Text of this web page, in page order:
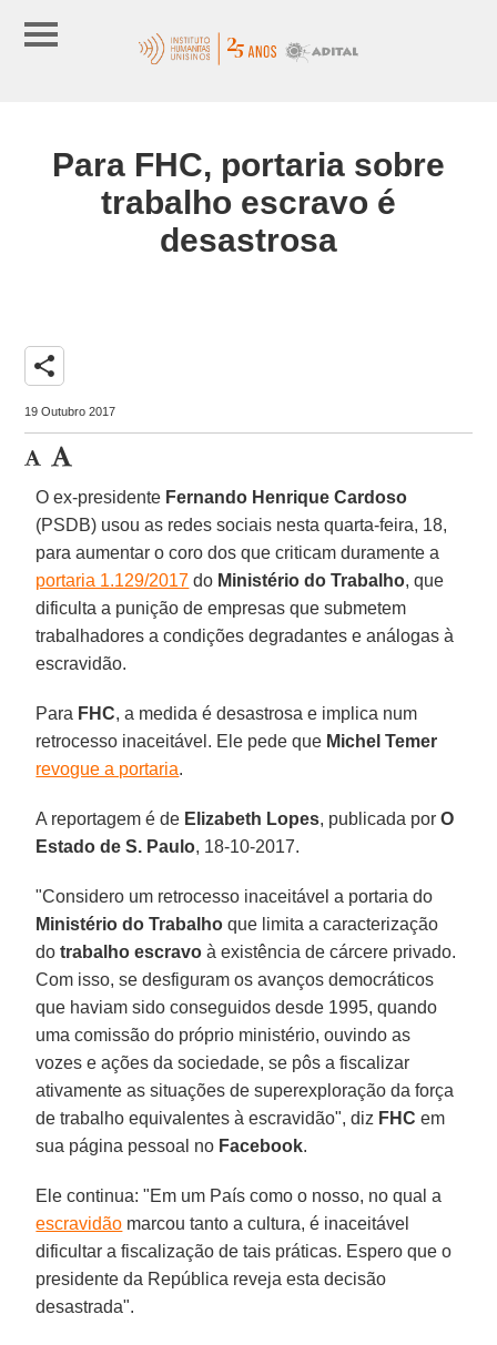
Para FHC, portaria sobre
trabalho escravo é
desastrosa
share
19 Outubro 2017
O ex-presidente Fernando Henrique Cardoso
(PSDB) usou as redes sociais nesta quarta-feira, 18,
para aumentar o coro dos que criticam duramente a
portaria 1.129/2017 do Ministério do Trabalho, que
dificulta a punição de empresas que submetem
trabalhadores a condições degradantes e análogas à
escravidão.
Para FHC, a medida é desastrosa e implica num
retrocesso inaceitável. Ele pede que Michel Temer
revogue a portaria.
A reportagem é de Elizabeth Lopes, publicada porO
Estado de S. Paulo, 18-10-2017.
"Considero um retrocesso inaceitável a portaria do
Ministério do Trabalho que limita a caracterização
dotrabalho escravo à existência de cárcere privado.
Com isso, se desfiguram os avanços democráticos
que haviam sido conseguidos desde 1995, quando
uma comissão do próprio ministério, ouvindo as
vozes e ações da sociedade, se pôs a fiscalizar
ativamente as situações de superexploração da força
de trabalho equivalentes à escravidão", diz FHC em
sua página pessoal no Facebook.
Ele continua: "Em um País como o nosso, no qual a
escravidão marcou tanto a cultura, é inaceitável
dificultar a fiscalização de tais práticas. Espero que o
presidente da República reveja esta decisão
desastrada".